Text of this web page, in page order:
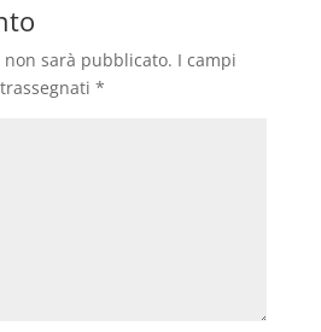
sarà pubblicato. I campi
*